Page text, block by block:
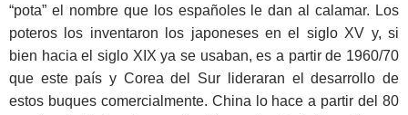
“pota” el nombre que los españoles le dan al calamar. Los
poteros los inventaron los japoneses en el siglo XV y, si
bien hacia el siglo XIX ya se usaban, es a partir de 1960/70
que este país y Corea del Sur lideraran el desarrollo de
estos buques comercialmente. China lo hace a partir del 80